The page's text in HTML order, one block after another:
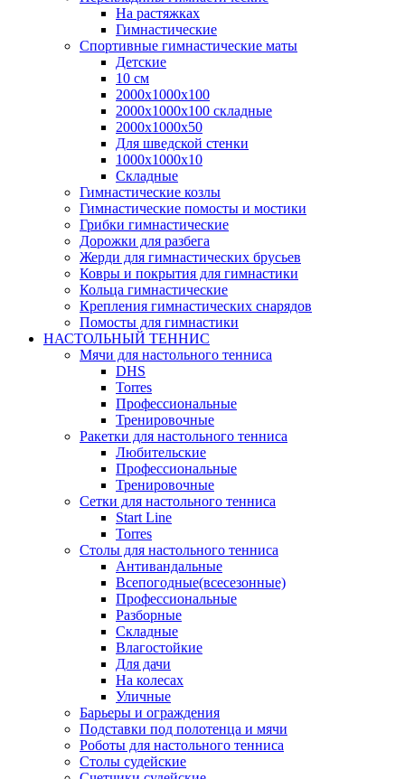
На растяжках
Гимнастические
Спортивные гимнастические маты
Детские
10 см
2000х1000х100
2000х1000х100 складные
2000х1000х50
Для шведской стенки
1000х1000х10
Складные
Гимнастические козлы
Гимнастические помосты и мостики
Грибки гимнастические
Дорожки для разбега
Жерди для гимнастических брусьев
Ковры и покрытия для гимнастики
Кольца гимнастические
Крепления гимнастических снарядов
Помосты для гимнастики
НАСТОЛЬНЫЙ ТЕННИС
Мячи для настольного тенниса
DHS
Torres
Профессиональные
Тренировочные
Ракетки для настольного тенниса
Любительские
Профессиональные
Тренировочные
Сетки для настольного тенниса
Start Line
Torres
Столы для настольного тенниса
Антивандальные
Всепогодные(всесезонные)
Профессиональные
Разборные
Складные
Влагостойкие
Для дачи
На колесах
Уличные
Барьеры и ограждения
Подставки под полотенца и мячи
Роботы для настольного тенниса
Столы судейские